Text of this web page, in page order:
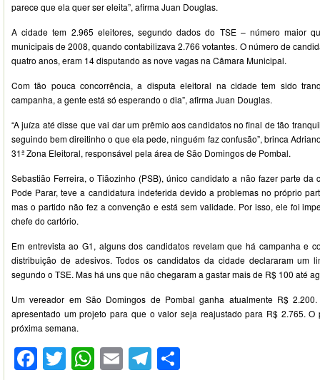
parece que ela quer ser eleita”, afirma Juan Douglas.
A cidade tem 2.965 eleitores, segundo dados do TSE – número maior
municipais de 2008, quando contabilizava 2.766 votantes. O número de
quatro anos, eram 14 disputando as nove vagas na Câmara Municipal.
Com tão pouca concorrência, a disputa eleitoral na cidade tem sido
campanha, a gente está só esperando o dia”, afirma Juan Douglas.
“A juíza até disse que vai dar um prêmio aos candidatos no final de tão
seguindo bem direitinho o que ela pede, ninguém faz confusão”, brinca
31ª Zona Eleitoral, responsável pela área de São Domingos de Pombal.
Sebastião Ferreira, o Tiãozinho (PSB), único candidato a não fazer parte da
Pode Parar, teve a candidatura indeferida devido a problemas no próprio
mas o partido não fez a convenção e está sem validade. Por isso, ele foi
chefe do cartório.
Em entrevista ao G1, alguns dos candidatos revelam que há campanha e
distribuição de adesivos. Todos os candidatos da cidade declararam um
segundo o TSE. Mas há uns que não chegaram a gastar mais de R$ 100 até
Um vereador em São Domingos de Pombal ganha atualmente R$
apresentado um projeto para que o valor seja reajustado para R$ 2.765.
próxima semana.
Facebook
Twitter
WhatsApp
EmailTelegram